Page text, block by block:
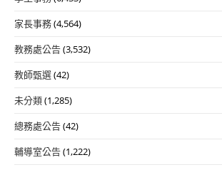
家長事務(4,564)
教務處公告(3,532)
教師甄選(42)
未分類(1,285)
總務處公告(42)
輔導室公告(1,222)